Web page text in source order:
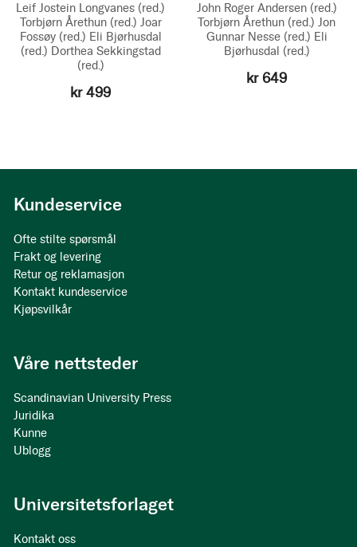
Leif Jostein Longvanes (red.)
Torbjørn Årethun (red.) Joar
Fossøy (red.) Eli Bjørhusdal
(red.) Dorthea Sekkingstad
(red.)
kr 499
John Roger Andersen (red.)
Torbjørn Årethun (red.) Jon
Gunnar Nesse (red.) Eli
Bjørhusdal (red.)
kr 649
Kundeservice
Ofte stilte spørsmål
Frakt og levering
Retur og reklamasjon
Kontakt kundeservice
Kjøpsvilkår
Våre nettsteder
Scandinavian University Press
Juridika
Kunne
Ublogg
Universitetsforlaget
Kontakt oss